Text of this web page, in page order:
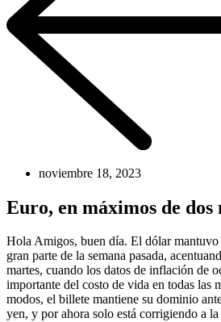
noviembre 18, 2023
Euro, en máximos de dos
Hola Amigos, buen día. El dólar mantuvo
gran parte de la semana pasada,
martes, cuando los datos de inflación de
importante del costo de vida en todas las
modos, el billete mantiene su dominio
yen, y por ahora solo está corrigiendo a